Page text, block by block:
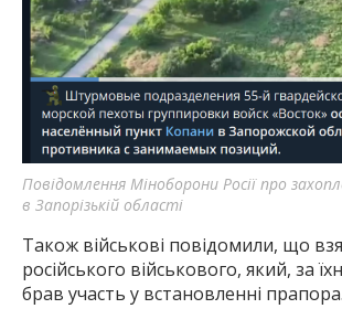
Повідомлення Міноборони Росії про
в Запорізькій області
Також військові повідомили, що
російського військового, який, за
брав участь у встановленні прапора.